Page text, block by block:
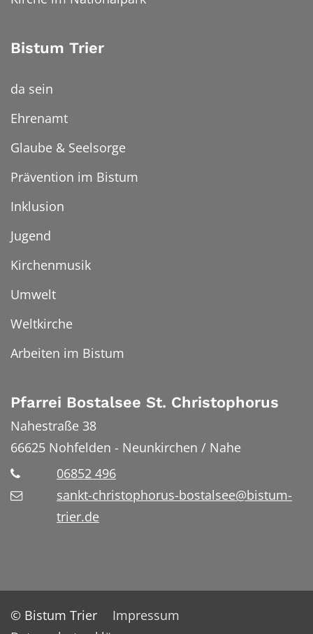
Bistum Trier
da sein
Ehrenamt
Glaube & Seelsorge
Prävention im Bistum
Inklusion
Jugend
Kirchenmusik
Umwelt
Weltkirche
Arbeiten im Bistum
Pfarrei Bostalsee St. Christophorus
Nahestraße 38
66625 Nohfelden - Neunkirchen / Nahe
06852 496
sankt-christophorus-bostalsee@bistum-
trier.de
© Bistum Trier
Impressum